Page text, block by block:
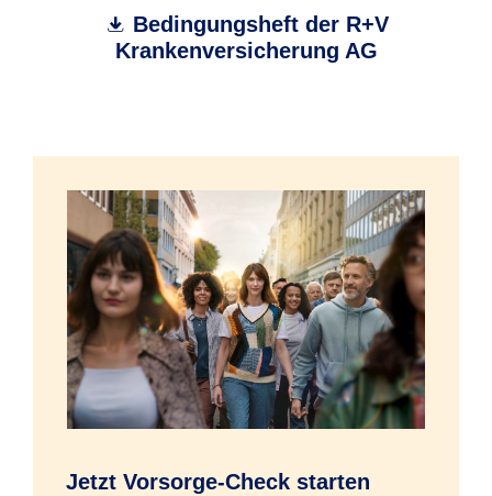
Bedingungsheft der R+V
Krankenversicherung AG
Jetzt Vorsorge-Check starten